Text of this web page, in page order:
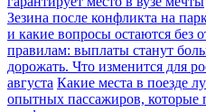
Зезина после конфликта на
и какие вопросы остаются без
правилам: выплаты станут
дорожать. Что изменится для
августа Какие места в поезде
опытных пассажиров, которые